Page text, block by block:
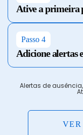
Ative a primeira
Passo 4
Adicione alertas
Alertas de